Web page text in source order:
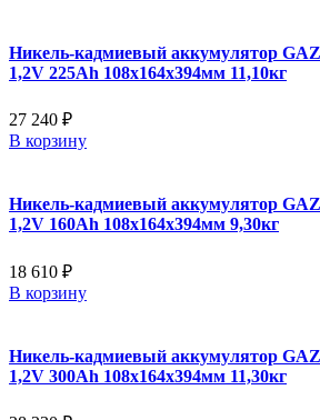
Никель-кадмиевый аккумулятор
1,2V 225Ah 108x164x394мм 11,10кг
27 240 ₽
В корзину
Никель-кадмиевый аккумулятор
1,2V 160Ah 108x164x394мм 9,30кг
18 610 ₽
В корзину
Никель-кадмиевый аккумулятор
1,2V 300Ah 108x164x394мм 11,30кг